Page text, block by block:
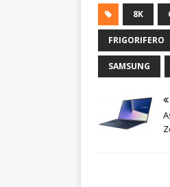
8K
FRIGORIFERO
SAMSUNG